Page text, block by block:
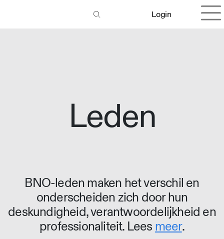
Login
Leden
BNO-leden maken het verschil en
onderscheiden zich door hun
deskundigheid, verantwoordelijkheid en
professionaliteit. Lees meer.